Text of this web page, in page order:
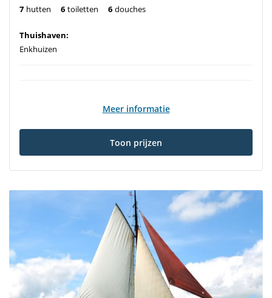
7 hutten 6 toiletten 6 douches
Thuishaven:
Enkhuizen
Meer informatie
Toon prijzen